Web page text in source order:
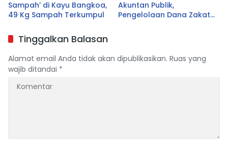
Sampah’ di Kayu Bangkoa,
49 Kg Sampah Terkumpul
Akuntan Publik,
Pengelolaan Dana Zakat
Tinggalkan Balasan
Alamat email Anda tidak akan dipublikasikan. Ruas yang
wajib ditandai *